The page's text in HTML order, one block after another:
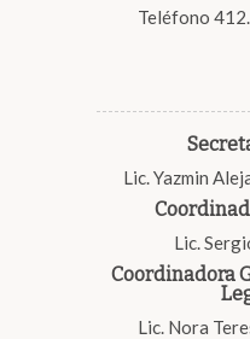
Teléfono
Lic. Yazmin
Lic.
Coordinadora
Lic. Nora